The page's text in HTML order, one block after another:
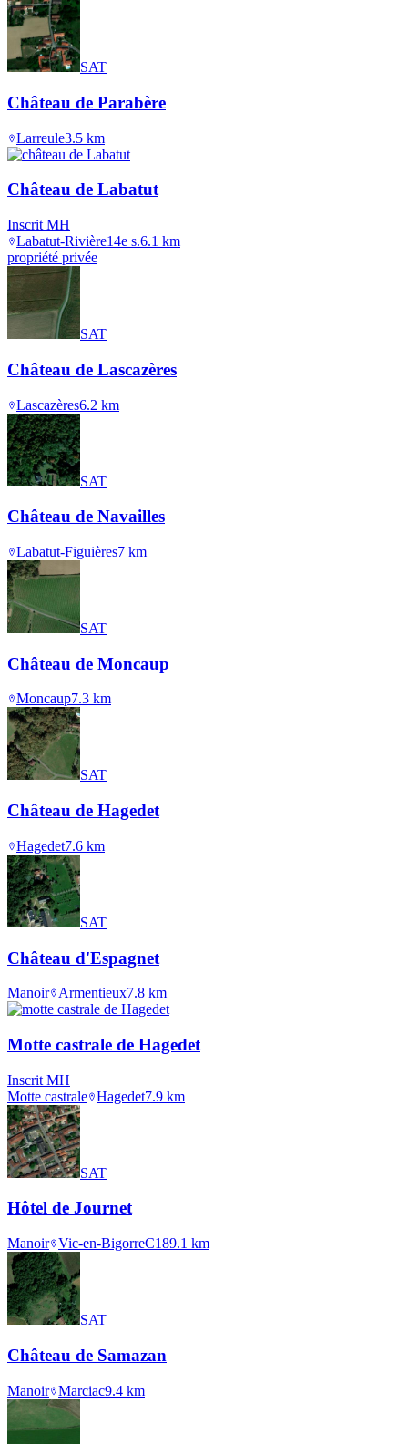
SAT
Château de Parabère
Larreule3.5 km
Château de Labatut
Inscrit MH
Labatut-Rivière14e s.6.1 km
propriété privée
SAT
Château de Lascazères
Lascazères6.2 km
SAT
Château de Navailles
Labatut-Figuières7 km
SAT
Château de Moncaup
Moncaup7.3 km
SAT
Château de Hagedet
Hagedet7.6 km
SAT
Château d'Espagnet
Manoir Armentieux7.8 km
Motte castrale de Hagedet
Inscrit MH
Motte castrale Hagedet7.9 km
SAT
Hôtel de Journet
Manoir Vic-en-BigorreC189.1 km
SAT
Château de Samazan
Manoir Marciac9.4 km